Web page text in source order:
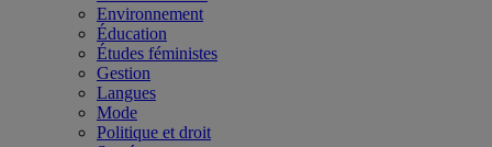
Environnement
Éducation
Études féministes
Gestion
Langues
Mode
Politique et droit